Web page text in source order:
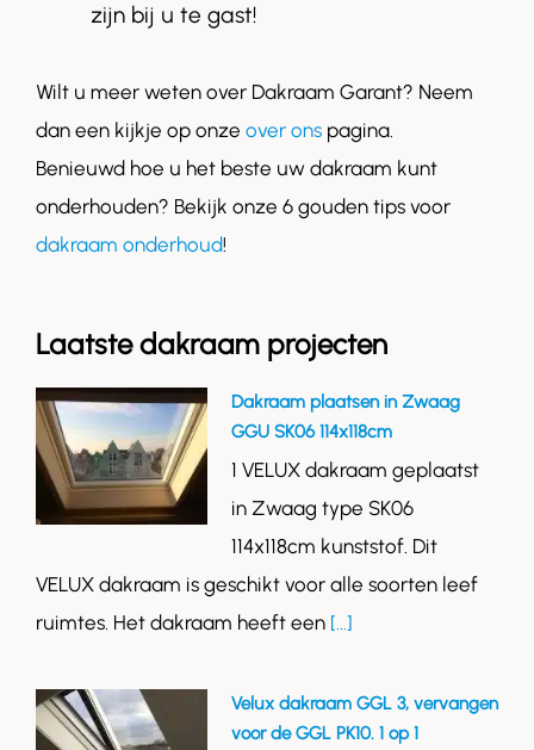
zijn bij u te gast!
Wilt u meer weten over Dakraam Garant? Neem
dan een kijkje op onze over ons pagina.
Benieuwd hoe u het beste uw dakraam kunt
onderhouden? Bekijk onze 6 gouden tips voor
dakraam onderhoud!
Laatste dakraam projecten
Dakraam plaatsen in Zwaag
GGU SK06 114x118cm
1 VELUX dakraam geplaatst
in Zwaag type SK06
114x118cm kunststof. Dit
VELUX dakraam is geschikt voor alle soorten leef
ruimtes. Het dakraam heeft een [...]
Velux dakraam GGL 3, vervangen
voor de GGL PK10. 1 op 1